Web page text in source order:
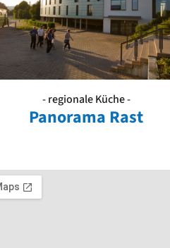
- regionale Küche -
Panorama Rast